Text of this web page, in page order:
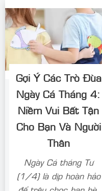
Gợi Ý Các Trò Đùa
Ngày Cá Tháng 4:
Niềm Vui Bất Tận
Cho Bạn Và Người
Thân
Ngày Cá tháng Tư
(1/4) là dịp hoàn hảo